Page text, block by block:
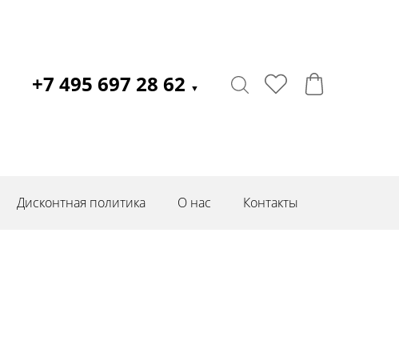
+7 495 697 28 62 ▼
Дисконтная политика О нас Контакты